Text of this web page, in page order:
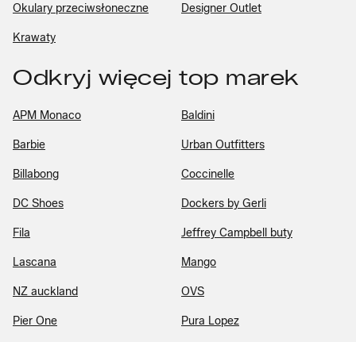
Okulary przeciwsłoneczne Designer Outlet
Krawaty
Odkryj więcej top marek
APM Monaco Baldini
Barbie Urban Outfitters
Billabong Coccinelle
DC Shoes Dockers by Gerli
Fila Jeffrey Campbell buty
Lascana Mango
NZ auckland OVS
Pier One Pura Lopez